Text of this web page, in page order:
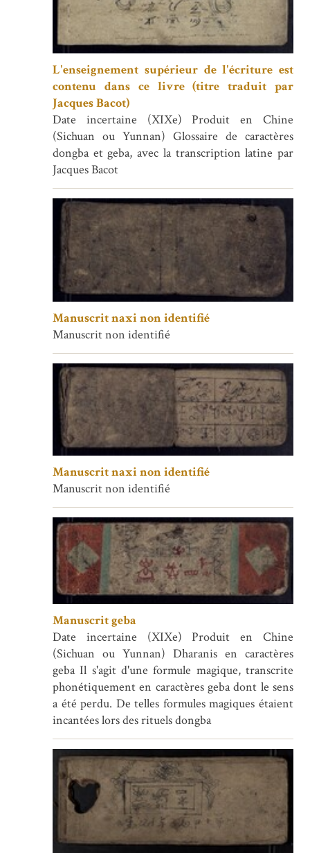
L'enseignement supérieur de l'écriture est
contenu dans ce livre (titre traduit par
Jacques Bacot)
Date incertaine (XIXe) Produit en Chine
(Sichuan ou Yunnan) Glossaire de caractères
dongba et geba, avec la transcription latine par
Jacques Bacot
Manuscrit naxi non identifié
Manuscrit non identifié
Manuscrit naxi non identifié
Manuscrit non identifié
Manuscrit geba
Date incertaine (XIXe) Produit en Chine
(Sichuan ou Yunnan) Dharanis en caractères
geba Il s'agit d'une formule magique, transcrite
phonétiquement en caractères geba dont le sens
a été perdu. De telles formules magiques étaient
incantées lors des rituels dongba